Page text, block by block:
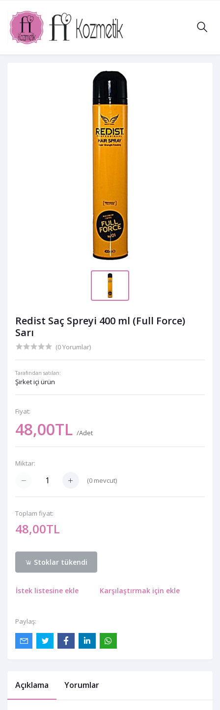
Redist Saç Spreyi 400 ml (Full Force)
Sarı
(0 Yorumlar)
Tarafından satılan:
Şirket içi ürün
Fiyat:
48,00TL /Adet
Miktar:
(0 mevcut)
Toplam fiyat:
48,00TL
Stoklar tükendi
İstek listesine ekle Karşılaştırmak için ekle
Paylaş:
Açıklama Yorumlar